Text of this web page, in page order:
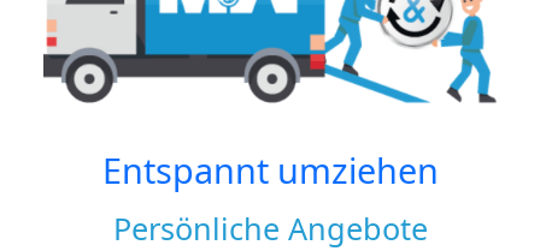
Entspannt umziehen
Persönliche Angebote